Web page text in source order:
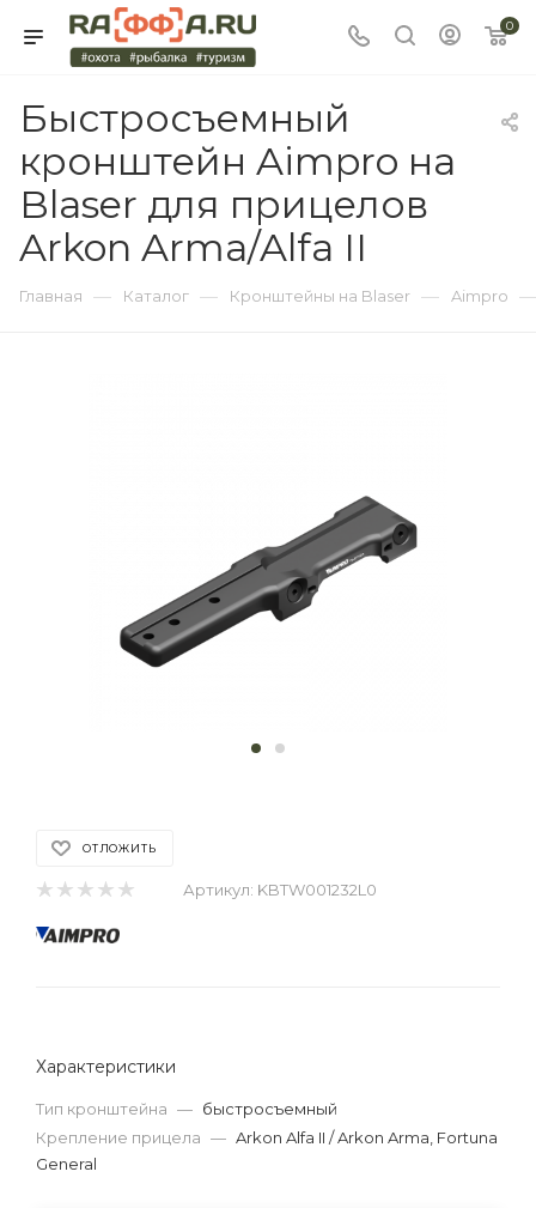
0
Быстросъемный
кронштейн Aimpro на
Blaser для прицелов
Arkon Arma/Alfa II
Главная — Каталог — Кронштейны на Blaser — Aimpro —
ОТЛОЖИТЬ
Артикул: KBTW001232L0
Характеристики
Тип кронштейна — быстросъемный
Крепление прицела — Arkon Alfa II / Arkon Arma, Fortuna
General